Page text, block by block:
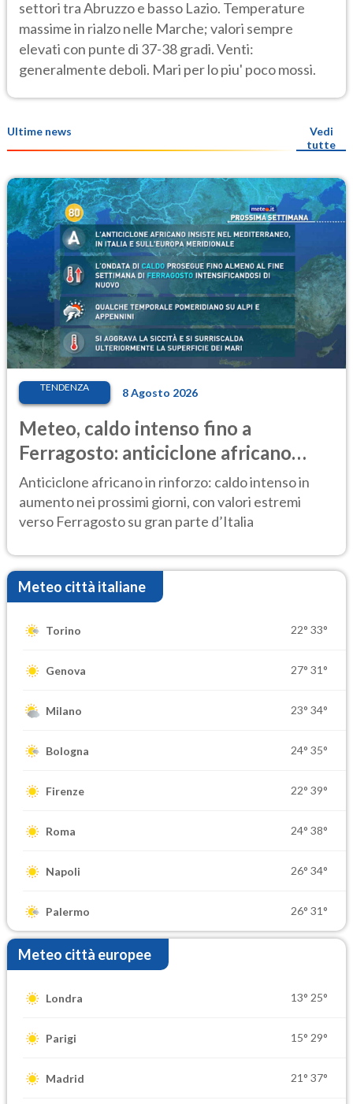
settori tra Abruzzo e basso Lazio. Temperature
massime in rialzo nelle Marche; valori sempre
elevati con punte di 37-38 gradi. Venti:
generalmente deboli. Mari per lo piu' poco mossi.
Ultime news
Vedi
tutte
TENDENZA 8 Agosto 2026
Meteo, caldo intenso fino a
Ferragosto: anticiclone africano
ancora protagonista
Anticiclone africano in rinforzo: caldo intenso in
aumento nei prossimi giorni, con valori estremi
verso Ferragosto su gran parte d’Italia
Meteo città italiane
Torino 22° 33°
Genova 27° 31°
Milano 23° 34°
Bologna 24° 35°
Firenze 22° 39°
Roma 24° 38°
Napoli 26° 34°
Palermo 26° 31°
Meteo città europee
Londra 13° 25°
Parigi 15° 29°
Madrid 21° 37°